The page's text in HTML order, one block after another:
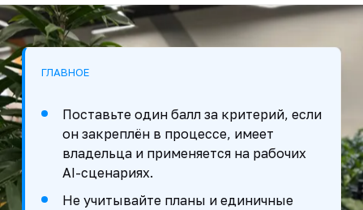
ГЛАВНОЕ
Поставьте один балл за критерий, если
он закреплён в процессе, имеет
владельца и применяется на рабочих
AI-сценариях.
Не учитывайте планы и единичные